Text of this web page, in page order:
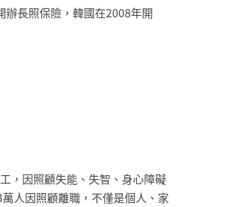
長照保險，韓國在2008年開
，因照顧失能、失智、身心障礙
人因照顧離職，不僅是個人、家